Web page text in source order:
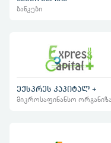
ბანკები
ექსპრეს კაპიტალ +